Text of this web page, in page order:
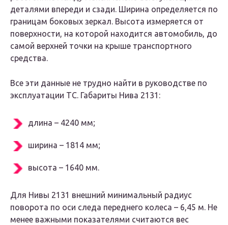
деталями впереди и сзади. Ширина определяется по
границам боковых зеркал. Высота измеряется от
поверхности, на которой находится автомобиль, до
самой верхней точки на крыше транспортного
средства.
Все эти данные не трудно найти в руководстве по
эксплуатации ТС. Габариты Нива 2131:
длина – 4240 мм;
ширина – 1814 мм;
высота – 1640 мм.
Для Нивы 2131 внешний минимальный радиус
поворота по оси следа переднего колеса – 6,45 м. Не
менее важными показателями считаются вес